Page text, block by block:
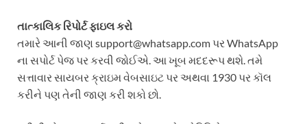
તાત્કાલિક રિપોર્ટ ફાઇલ કરો
તમારે આની જાણ support@whatsapp.com પર WhatsApp
ના સપોર્ટ પેજ પર કરવી જોઈએ. આ ખૂબ મદદરૂપ થશે. તમે
સત્તાવાર સાયબર ક્રાઇમ વેબસાઇટ પર અથવા 1930 પર કૉલ
કરીને પણ તેની જાણ કરી શકો છો.